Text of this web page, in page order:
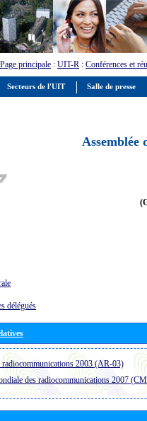
Page principale : UIT-R : Conférences et
Assemblée
délégués
radiocommunications 2003 (AR-03)
des radiocommunications 2007
Secteurs de l'UIT Salle de presse